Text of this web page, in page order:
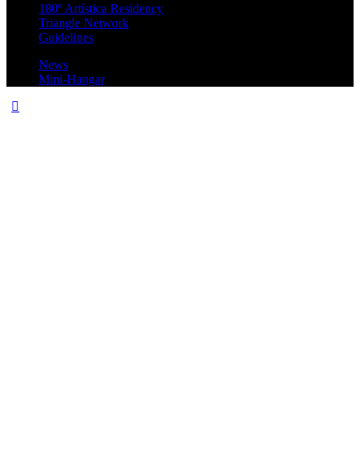
180º Artística Residency
Triangle Network
Guidelines
News
Mini-Hangar